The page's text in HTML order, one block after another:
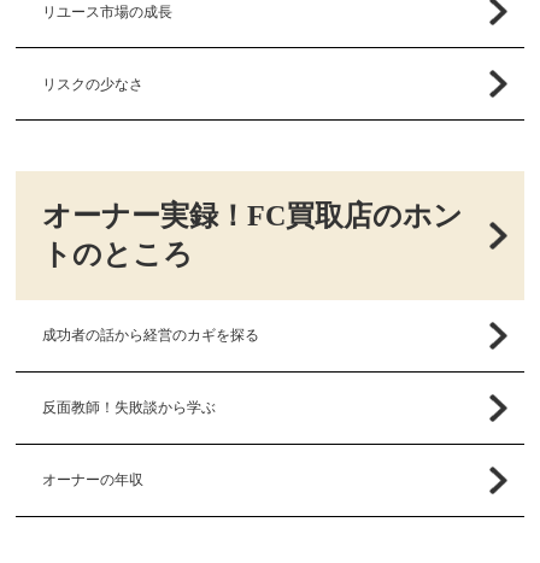
リユース市場の成長
リスクの少なさ
オーナー実録！FC買取店のホン
トのところ
成功者の話から経営のカギを探る
反面教師！失敗談から学ぶ
オーナーの年収